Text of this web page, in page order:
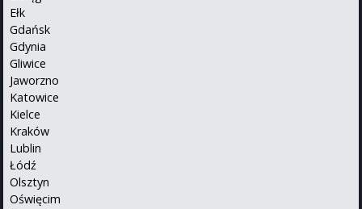
Ełk
Gdańsk
Gdynia
Gliwice
Jaworzno
Katowice
Kielce
Kraków
Lublin
Łódź
Olsztyn
Oświęcim